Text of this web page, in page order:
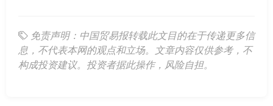
免责声明：中国贸易报转载此文目的在于传递更多信
息，不代表本网的观点和立场。文章内容仅供参考，不
构成投资建议。投资者据此操作，风险自担。